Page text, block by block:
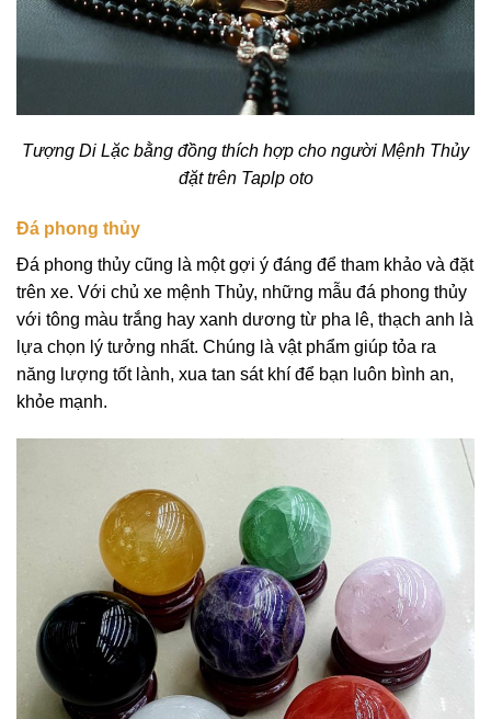
Tượng Di Lặc bằng đồng thích hợp cho người Mệnh Thủy
đặt trên Taplp oto
Đá phong thủy
Đá phong thủy cũng là một gợi ý đáng để tham khảo và đặt
trên xe. Với chủ xe mệnh Thủy, những mẫu đá phong thủy
với tông màu trắng hay xanh dương từ pha lê, thạch anh là
lựa chọn lý tưởng nhất. Chúng là vật phẩm giúp tỏa ra
năng lượng tốt lành, xua tan sát khí để bạn luôn bình an,
khỏe mạnh.